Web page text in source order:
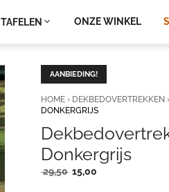
TAFELEN ONZE WINKEL
AANBIEDING!
HOME › DEKBEDOVERTREKKEN ›
DONKERGRIJS
Donkergrijs
29,50 Oorspronkelijke
15,00